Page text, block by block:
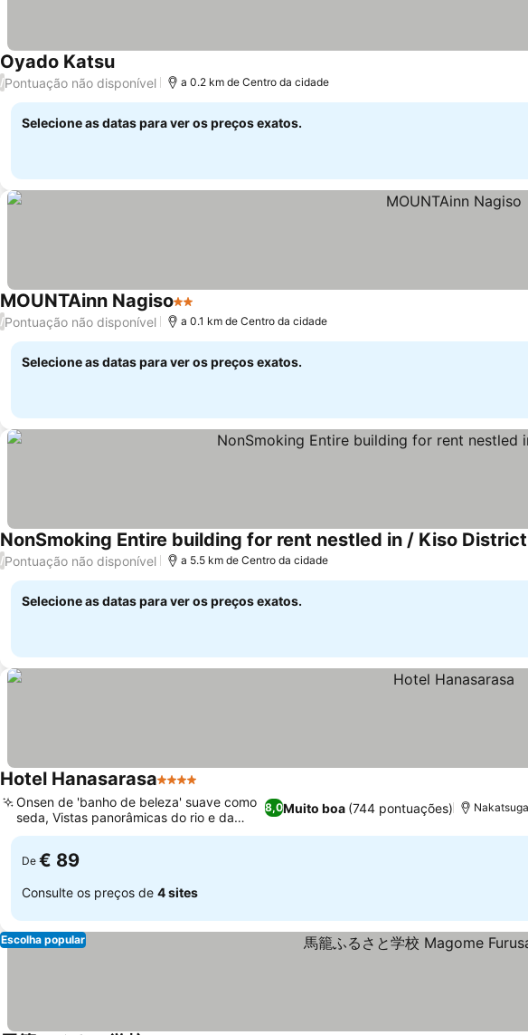
Oyado KatsuVer preços
/Pontuação não disponível a 0.2 km de Centro da cidade
Selecione as datas para ver os preços exatos.
MOUNTAinn Nagiso2 Estrelas
/Pontuação não disponível a 0.1 km de Centro da cidade
Selecione as datas para ver os preços exatos.
NonSmoking Entire building for rent nestled in / Kiso
/Pontuação não disponível a 5.5 km de Centro da cidade
Selecione as datas para ver os preços exatos.
Hotel Hanasarasa4 Estrelas
8,0Muito boa (744 pontuações)
Onsen de 'banho de beleza' suave como
seda, Vistas panorâmicas do rio e da
montanha
De € 89
Consulte os preços de 4 sites
Escolha popular